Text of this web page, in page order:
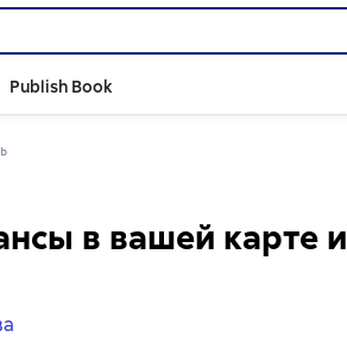
Publish Book
в вашей карте и